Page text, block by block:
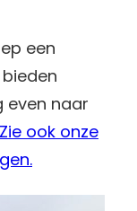
een
even naar
Zie ook onze